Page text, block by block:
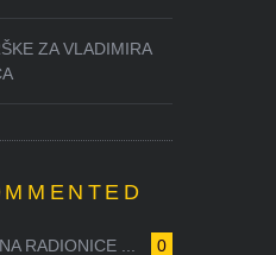
ZA VLADIMIRA
0
RADIONICE ...